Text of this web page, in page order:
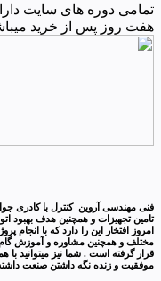
تمامی دوره های سایت
هفت روز پس از خرید
فنی مهندسی آروین کنترل با کادری
تامین تجهیزات و همچنین هدف بهبود
مختلف و همچنین مشاوره و آموزش گام
قرار گرفته است . شما نیز میتوانید
موفقیت و زنده نگه داشتن صنعت